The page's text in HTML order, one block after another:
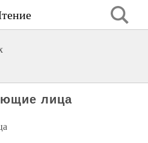
лица